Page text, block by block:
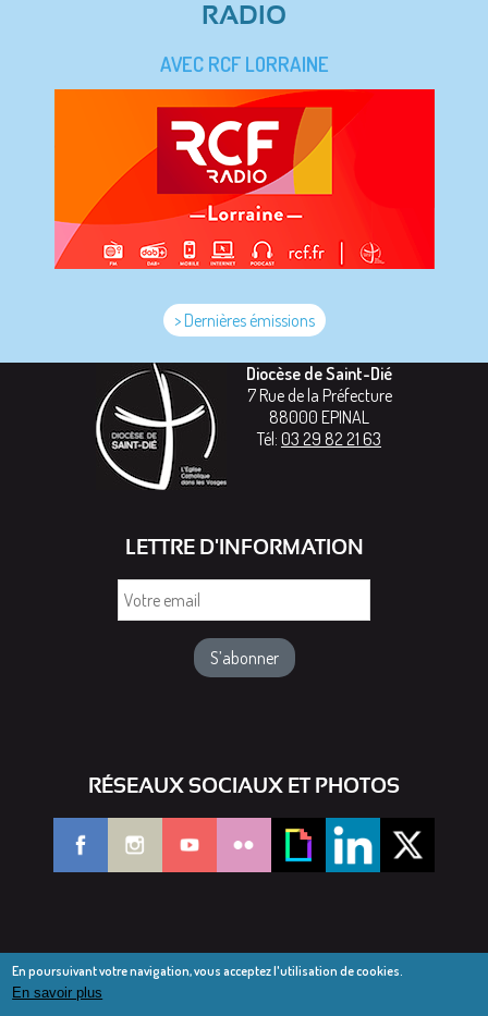
RADIO
AVEC RCF LORRAINE
> Dernières émissions
Diocèse de Saint-Dié
7 Rue de la Préfecture
88000 EPINAL
Tél: 03 29 82 21 63
LETTRE D'INFORMATION
RÉSEAUX SOCIAUX ET PHOTOS
En poursuivant votre navigation, vous acceptez l'utilisation de cookies.
En savoir plus